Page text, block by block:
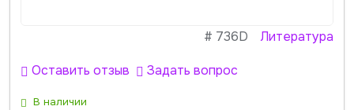
# 736D Литература
Оставить отзыв Задать вопрос
В наличии